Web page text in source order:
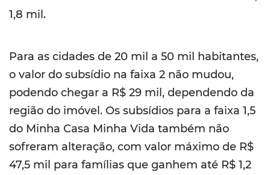
1,8 mil.
Para as cidades de 20 mil a 50 mil habitantes,
o valor do subsídio na faixa 2 não mudou,
podendo chegar a R$ 29 mil, dependendo da
região do imóvel. Os subsídios para a faixa 1,5
do Minha Casa Minha Vida também não
sofreram alteração, com valor máximo de R$
47,5 mil para famílias que ganhem até R$ 1,2